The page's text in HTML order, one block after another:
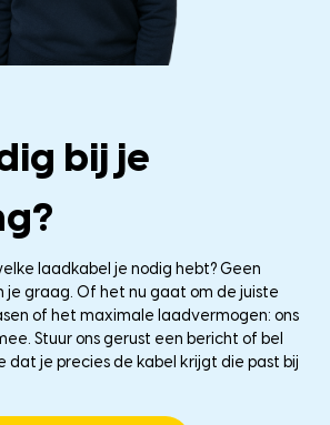
bij je
laadkabel je nodig hebt? Geen
je graag. Of het nu gaat om de juiste
of het maximale laadvermogen: ons
Stuur ons gerust een bericht of bel
dat je precies de kabel krijgt die past bij